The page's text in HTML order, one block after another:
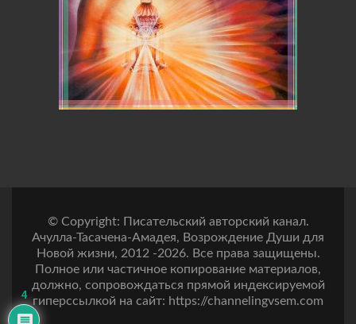
© Copyright: Писательский авторский канал.
Ачулла-Тасачена-Амадея, Возрождение Души для
Новой жизни, 2012 -2026. Все права защищены.
Полное или частичное копирование материалов,
должно, сопровождаться прямой индексируемой
гиперссылкой на сайт: https://channelingvsem.com
4